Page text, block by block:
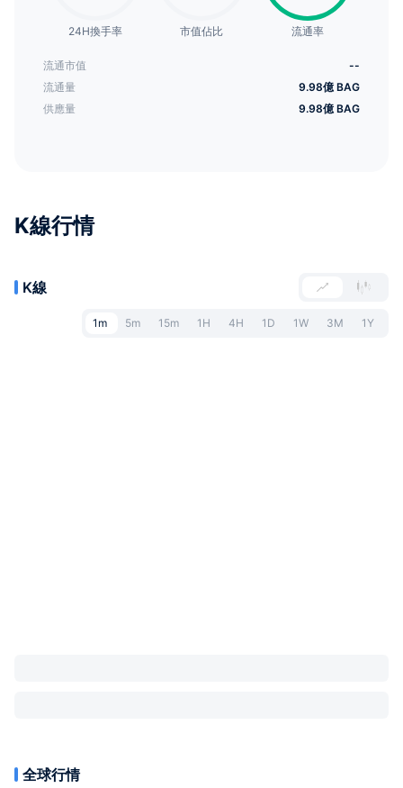
24H換手率 市值佔比 流通率
流通市值
--
流通量
9.98億 BAG
供應量
9.98億 BAG
K線行情
K線
1m 5m 15m 1H 4H 1D 1W 3M 1Y
全球行情